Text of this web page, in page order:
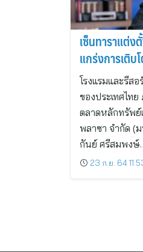
เซ็นทาราแต่ง
แกร่งการเติบ
โรงแรมและรีสอ
ของประเทศไท
ตลาดหลักทรัพย์
พลาซา จำกัด (
กันย์ ศรีสมพงษ์
23 ก.ย. 64